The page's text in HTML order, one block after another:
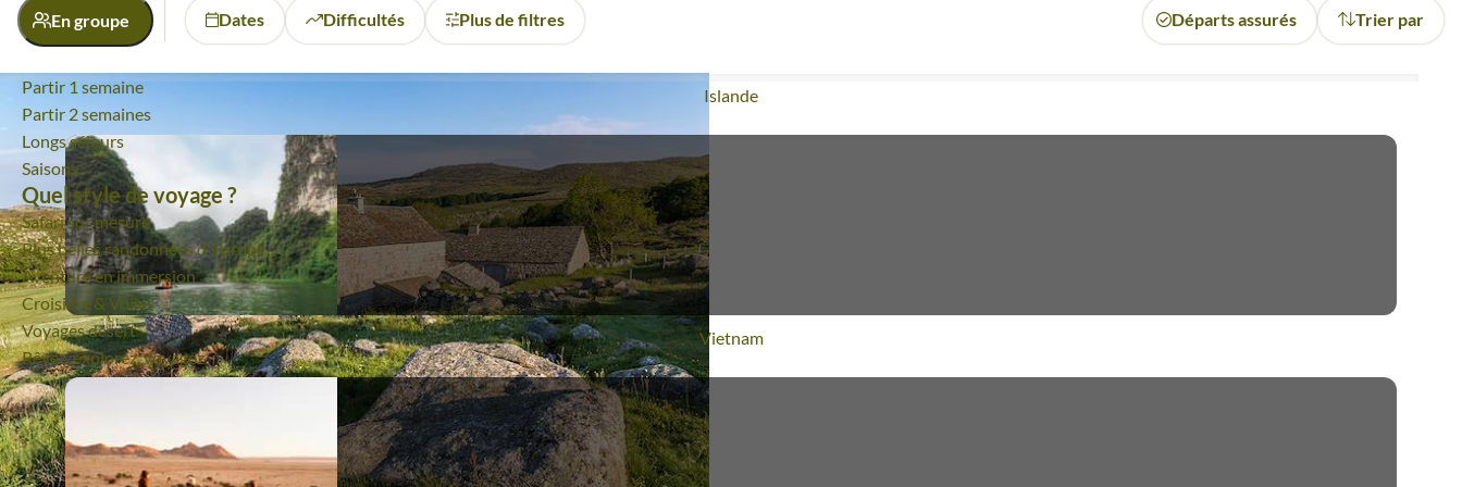
Voyage
Islande
Voyage
Vietnam
Multi-activités
Toutes nos activités
Partir 1 semaine
Partir 2 semaines
Longs séjours
Saisons
Quel style de voyage ?
Safari sur mesure
Plus belles randonnées d'Europe
Aventure en immersion
Croisière & Voiles
Voyages désert
Rêvez, explorez, voyagez
En groupe Dates Difficultés Plus de filtres Départs assurés Trier par
Activité
Bien-être Randonnée